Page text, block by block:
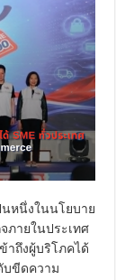
นหนึ่งในนโยบาย
ภายในประเทศ
าถึงผู้บริโภคได้
บขีดความ